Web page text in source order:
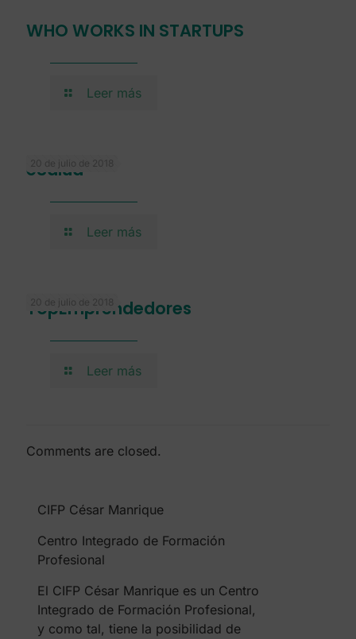
WHO WORKS IN STARTUPS
Leer más
20 de julio de 2018
eSalud
Leer más
20 de julio de 2018
TopEmprendedores
Leer más
Comments are closed.
CIFP César Manrique
Centro Integrado de Formación
Profesional
El CIFP César Manrique es un Centro
Integrado de Formación Profesional,
y como tal, tiene la posibilidad de